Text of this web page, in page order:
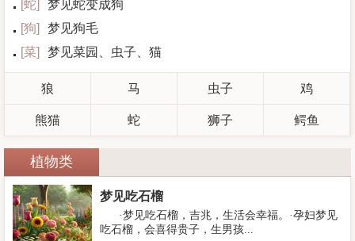
[蛇]
梦见蛇变成狗
[狗]
梦见狗毛
[菜] 梦见菜园、虫子、猫
狼 马 虫子 鸡
熊猫 蛇 狮子 鳄鱼
植物类
梦见吃石榴
·梦见吃石榴，吉兆，生活会幸福。·孕妇梦见
吃石榴，会喜得贵子，生男孩...